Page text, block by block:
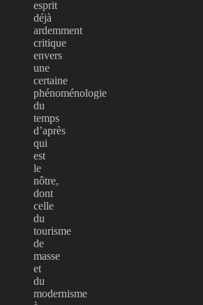
esprit
déjà
ardemment
critique
envers
une
certaine
phénoménologie
du
temps
d’après
qui
est
le
nôtre,
dont
celle
du
tourisme
de
masse
et
du
modernisme